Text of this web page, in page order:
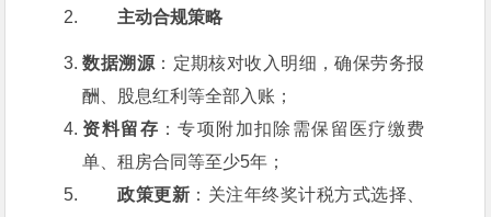
主动合规策略
数据溯源 ：定期核对收入明细，确保劳务报
酬、股息红利等全部入账；
资料留存 ：专项附加扣除需保留医疗缴费
单、租房合同等至少5年；
政策更新 ：关注年终奖计税方式选择、